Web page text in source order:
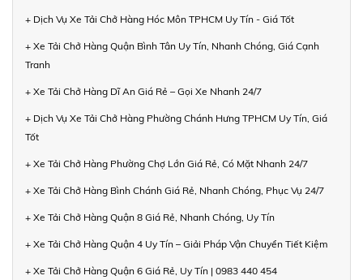
+ Dịch Vụ Xe Tải Chở Hàng Hóc Môn TPHCM Uy Tín - Giá Tốt
+ Xe Tải Chở Hàng Quận Bình Tân Uy Tín, Nhanh Chóng, Giá Cạnh
Tranh
+ Xe Tải Chở Hàng Dĩ An Giá Rẻ – Gọi Xe Nhanh 24/7
+ Dịch Vụ Xe Tải Chở Hàng Phường Chánh Hưng TPHCM Uy Tín, Giá
Tốt
+ Xe Tải Chở Hàng Phường Chợ Lớn Giá Rẻ, Có Mặt Nhanh 24/7
+ Xe Tải Chở Hàng Bình Chánh Giá Rẻ, Nhanh Chóng, Phục Vụ 24/7
+ Xe Tải Chở Hàng Quận 8 Giá Rẻ, Nhanh Chóng, Uy Tín
+ Xe Tải Chở Hàng Quận 4 Uy Tín – Giải Pháp Vận Chuyển Tiết Kiệm
+ Xe Tải Chở Hàng Quận 6 Giá Rẻ, Uy Tín | 0983 440 454